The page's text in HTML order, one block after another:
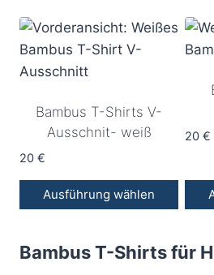
Produkt
weist
mehrere
auf.
Optionen
können
Produktseite
Die
Bambus T-Shirts V-
Ausschnit- weiß
20 €
Ausführung wählen
weist
20 €
Bambus T-Shirts für